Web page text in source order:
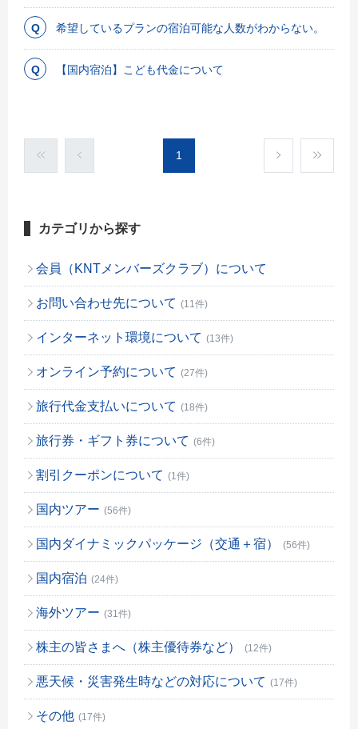
希望しているプランの宿泊可能な人数がわからない。
【国内宿泊】こども代金について
1
カテゴリから探す
会員（KNTメンバーズクラブ）について
お問い合わせ先について (11件)
インターネット環境について (13件)
オンライン予約について (27件)
旅行代金支払いについて (18件)
旅行券・ギフト券について (6件)
割引クーポンについて (1件)
国内ツアー (56件)
国内ダイナミックパッケージ（交通＋宿） (56件)
国内宿泊 (24件)
海外ツアー (31件)
株主の皆さまへ（株主優待券など） (12件)
悪天候・災害発生時などの対応について (17件)
その他 (17件)